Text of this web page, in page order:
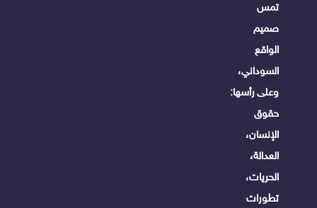
تمس
صميم
الواقع
السوداني،
وعلى رأسها:
حقوق
الإنسان،
العدالة،
الحريات،
تطورات